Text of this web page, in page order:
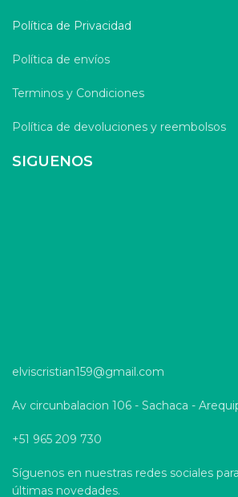
Política de Privacidad
Política de envíos
Terminos y Condiciones
Política de devoluciones y reembolsos
SIGUENOS
elviscristian159@gmail.com
Av circunbalacion 106 - Sachaca -
+51 965 209 730
Síguenos en nuestras redes sociales
últimas novedades.